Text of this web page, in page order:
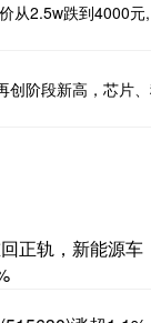
从2.5w跌到4000元,
创阶段新高，芯片
正轨，新能源车